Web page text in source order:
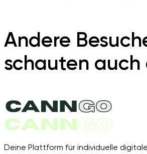
Andere
schauten auch
Deine Plattform für individuelle